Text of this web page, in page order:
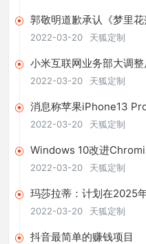
郭敬明道歉承认《梦里
税收益
2022-03-20 天狐定制
小米互联网业务部大调
升商业化效率
2022-03-20 天狐定制
消息称苹果iPhone13
屏幕
2022-03-20 天狐定制
Windows 10改进
2022-03-20 天狐定制
玛莎拉蒂：计划在2025
本车型
2022-03-20 天狐定制
抖音最简单的赚钱项目